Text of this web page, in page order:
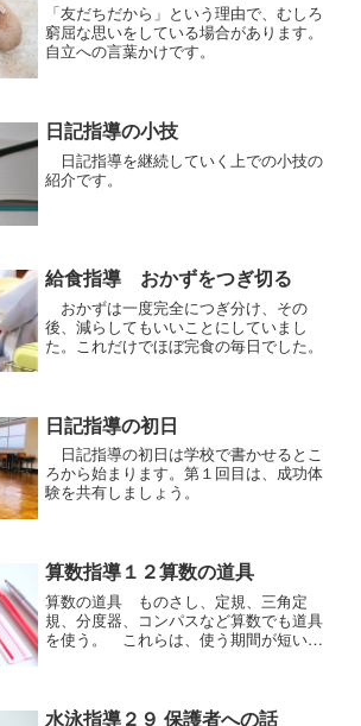
「友だちだから」という理由で、むしろ
窮屈な思いをしている場合があります。
自立への言葉かけです。
日記指導の小技
日記指導を継続していく上での小技の
紹介です。
給食指導 おかずをつぎ切る
おかずは一度完全につぎ分け、その
後、減らしてもいいことにしていまし
た。これだけでほぼ完食の毎日でした。
日記指導の初日
日記指導の初日は学校で書かせるとこ
ろから始まります。第１回目は、成功体
験を共有しましょう。
算数指導１２算数の道具
算数の道具 ものさし、定規、三角定
規、分度器、コンパスなど算数でも道具
を使う。 これらは、使う期間が短い。
るように指導する。 できれ...
水泳指導２９ 保護者への話